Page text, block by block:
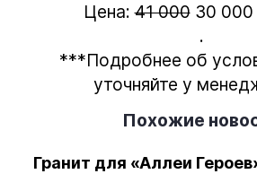
Цена:41 00030 000
.
***Подробнее об
уточняйте у
Похожие
Гранит для «Аллеи